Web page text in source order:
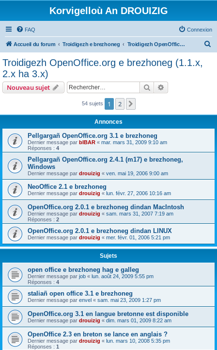
Korvigelloù An DROUIZIG
FAQ Connexion
Accueil du forum Troidigezh e brezhoneg Troidigezh OpenOffice.org e brezhoneg (1.1.x, 2.x ha 3.x)
c
Troidigezh OpenOffice.org e brezhoneg (1.1.x,
2.x ha 3.x)
Nouveau sujet Rechercher
54 sujets 1 2
Annonces
Pellgargañ OpenOffice.org 3.1 e brezhoneg
Dernier message par bIBAR « mar. mars 31, 2009 9:10 am
Réponses : 4
Pellgargañ OpenOffice.org 2.4.1 (m17) e brezhoneg,
Windows
Dernier message par drouizig « ven. mai 19, 2006 9:00 am
NeoOffice 2.1 e brezhoneg
Dernier message par drouizig « lun. févr. 27, 2006 10:16 am
OpenOffice.org 2.0.1 e brezhoneg dindan MacIntosh
Dernier message par drouizig « sam. mars 31, 2007 7:19 am
Réponses : 2
OpenOffice.org 2.0.1 e brezhoneg dindan LINUX
Dernier message par drouizig « mer. févr. 01, 2006 5:21 pm
Sujets
open office e brezhoneg hag e galleg
Dernier message par job « lun. août 24, 2009 5:55 pm
Réponses : 4
staliañ open office 3.1 e brezhoneg
Dernier message par envel « sam. mai 23, 2009 1:27 pm
OpenOffice.org 3.1 en langue bretonne est disponible
Dernier message par drouizig « dim. mars 01, 2009 8:22 am
OpenOffice 2.3 en breton se lance en anglais ?
Dernier message par drouizig « lun. mars 10, 2008 5:35 pm
Réponses : 1